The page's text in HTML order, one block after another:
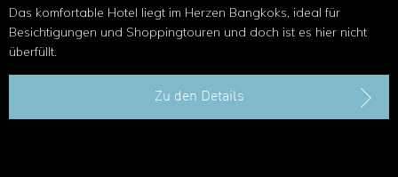
Das komfortable Hotel liegt im Herzen Bangkoks, ideal für
Besichtigungen und Shoppingtouren und doch ist es hier nicht
überfüllt.
Zu den Details